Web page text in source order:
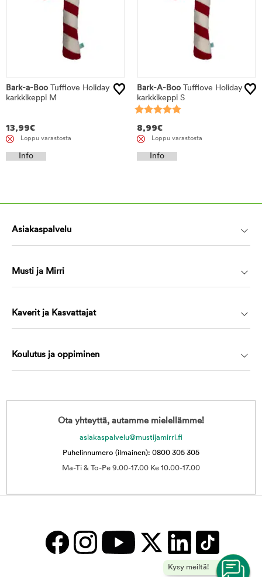
Bark-a-Boo Tufflove Holiday
karkkikeppi M
13,99€
Loppu varastosta
Info
Bark-A-Boo Tufflove Holiday
karkkikeppi S
8,99€
Loppu varastosta
Info
Kysy meiltä!
Asiakaspalvelu
Musti ja Mirri
Kaverit ja Kasvattajat
Koulutus ja oppiminen
Ota yhteyttä, autamme mielellämme!
asiakaspalvelu@mustijamirri.fi
Puhelinnumero (ilmainen): 0800 305 305
Ma-Ti & To-Pe 9.00-17.00 Ke 10.00-17.00